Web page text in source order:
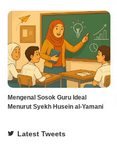
Mengenal Sosok Guru Ideal
Menurut Syekh Husein al-Yamani
Latest Tweets